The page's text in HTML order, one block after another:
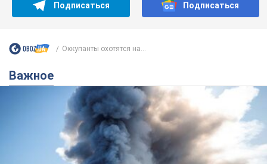
Подписаться Подписаться
Оккупанты охотятся на...
Важное